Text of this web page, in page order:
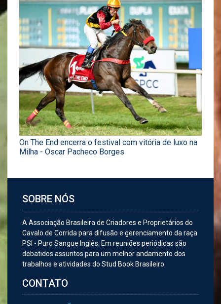
On The End encerra o festival com vitória de luxo na
Milha - Oscar Pacheco Borges
SOBRE NÓS
A Associação Brasileira de Criadores e Proprietários do
Cavalo de Corrida para difusão e gerenciamento da raça
PSI - Puro Sangue Inglês. Em reuniões periódicas são
debatidos assuntos para um melhor andamento dos
trabalhos e atividades do Stud Book Brasileiro.
CONTATO